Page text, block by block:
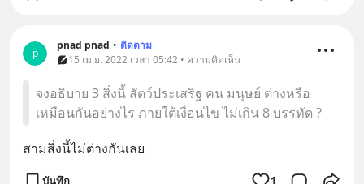
p
pnad pnad • ติดตาม
15 เม.ย. 2022 เวลา 05:42 • ความคิดเห็น
จงอธิบาย 3 สิ่งนี้ สัตว์ประเสริฐ คน มนุษย์ ต่างหรือ
เหมือนกันอย่างไร ภายใต้เงื่อนไข ไม่เกิน 8 บรรทัด ?
สามสิ่งนี้ไม่ต่างกันเลย
บันทึก 1